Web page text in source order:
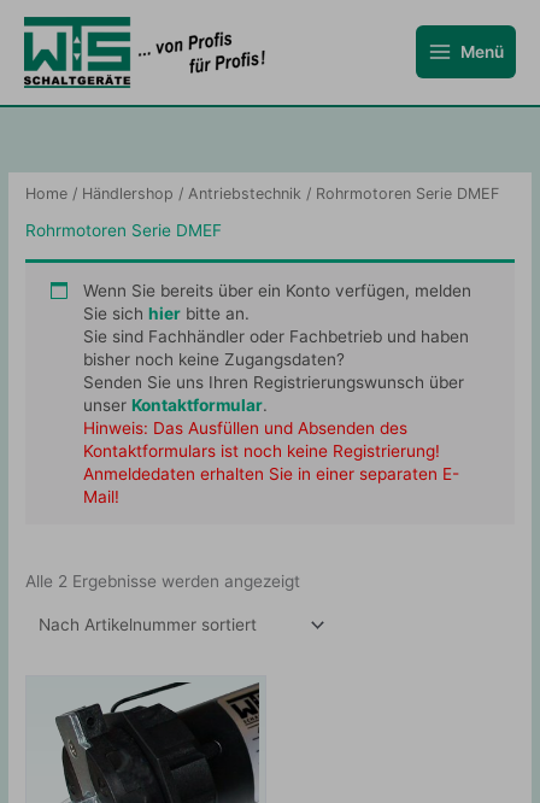
Inhalt
springen
Menü
Home / Händlershop / Antriebstechnik / Rohrmotoren Serie DMEF
Rohrmotoren Serie DMEF
Wenn Sie bereits über ein Konto verfügen, melden
Sie sich hierbitte an.
Sie sind Fachhändler oder Fachbetrieb und haben
bisher noch keine Zugangsdaten?
Senden Sie uns Ihren Registrierungswunsch über
unser Kontaktformular.
Hinweis: Das Ausfüllen und Absenden des
Kontaktformulars ist noch keine Registrierung!
Anmeldedaten erhalten Sie in einer separaten E-
Mail!
Alle 2 Ergebnisse werden angezeigt